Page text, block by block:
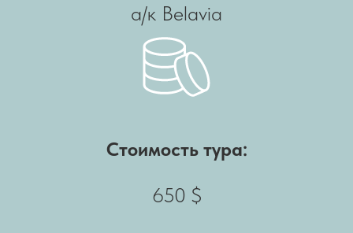
а/к Belavia
Стоимость тура:
650 $